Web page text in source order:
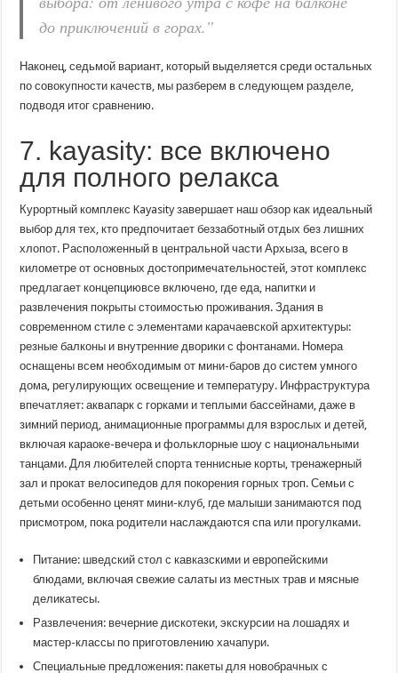
до приключений в горах.”
Наконец, седьмой вариант, который выделяется среди остальных
по совокупности качеств, мы разберем в следующем разделе,
подводя итог сравнению.
7. kayasity: все включено
для полного релакса
Курортный комплекс Kayasity завершает наш обзор как идеальный
выбор для тех, кто предпочитает беззаботный отдых без лишних
хлопот. Расположенный в центральной части Архыза, всего в
километре от основных достопримечательностей, этот комплекс
предлагает концепциювсе включено, где еда, напитки и
развлечения покрыты стоимостью проживания. Здания в
современном стиле с элементами карачаевской архитектуры:
резные балконы и внутренние дворики с фонтанами. Номера
оснащены всем необходимым от мини-баров до систем умного
дома, регулирующих освещение и температуру. Инфраструктура
впечатляет: аквапарк с горками и теплыми бассейнами, даже в
зимний период, анимационные программы для взрослых и детей,
включая караоке-вечера и фольклорные шоу с национальными
танцами. Для любителей спорта теннисные корты, тренажерный
зал и прокат велосипедов для покорения горных троп. Семьи с
детьми особенно ценят мини-клуб, где малыши занимаются под
присмотром, пока родители наслаждаются спа или прогулками.
Питание: шведский стол с кавказскими и европейскими
блюдами, включая свежие салаты из местных трав и мясные
деликатесы.
Развлечения: вечерние дискотеки, экскурсии на лошадях и
мастер-классы по приготовлению хачапури.
Специальные предложения: пакеты для новобрачных с